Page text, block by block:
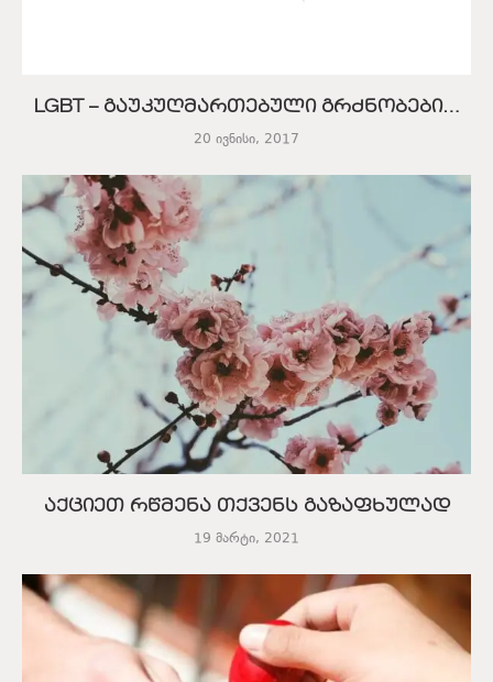
LGBT – გაუკუღმართებული გრძნობები…
20 ივნისი, 2017
აქციეთ რწმენა თქვენს გაზაფხულად
19 მარტი, 2021